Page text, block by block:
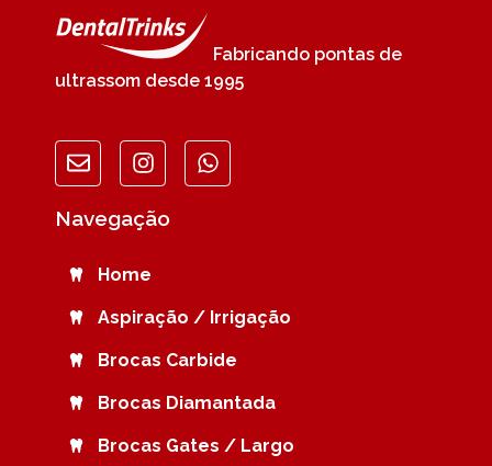
Fabricando pontas de
ultrassom desde 1995
Navegação
Home
Aspiração / Irrigação
Brocas Carbide
Brocas Diamantada
Brocas Gates / Largo